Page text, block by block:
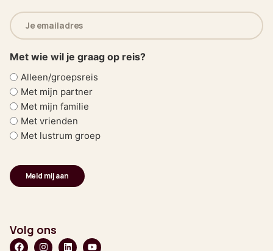
E-
mailadres
(Vereist)
Met wie wil je graag op reis?
Alleen/groepsreis
Met mijn partner
Met mijn familie
Met vrienden
Met lustrum groep
Volg ons